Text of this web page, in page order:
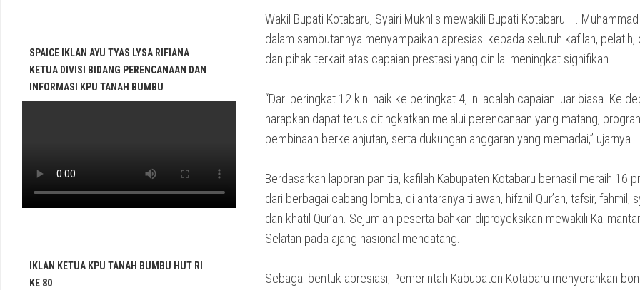
Wakil Bupati Kotabaru, Syairi Mukhlis mewakili Bupati Kotabaru H. Muhammad
dalam sambutannya menyampaikan apresiasi kepada seluruh kafilah, pelatih,
dan pihak terkait atas capaian prestasi yang dinilai meningkat signifikan.
“Dari peringkat 12 kini naik ke peringkat 4, ini adalah capaian luar biasa. Ke
harapkan dapat terus ditingkatkan melalui perencanaan yang matang,
pembinaan berkelanjutan, serta dukungan anggaran yang memadai,” ujarnya.
Berdasarkan laporan panitia, kafilah Kabupaten Kotabaru berhasil meraih 16
dari berbagai cabang lomba, di antaranya tilawah, hifzhil Qur’an, tafsir, fahmil,
dan khatil Qur’an. Sejumlah peserta bahkan diproyeksikan mewakili
Selatan pada ajang nasional mendatang.
Sebagai bentuk apresiasi, Pemerintah Kabupaten Kotabaru menyerahkan
SPAICE IKLAN AYU TYAS LYSA RIFIANA
KETUA DIVISI BIDANG PERENCANAAN DAN
INFORMASI KPU TANAH BUMBU
IKLAN KETUA KPU TANAH BUMBU HUT RI
KE 80